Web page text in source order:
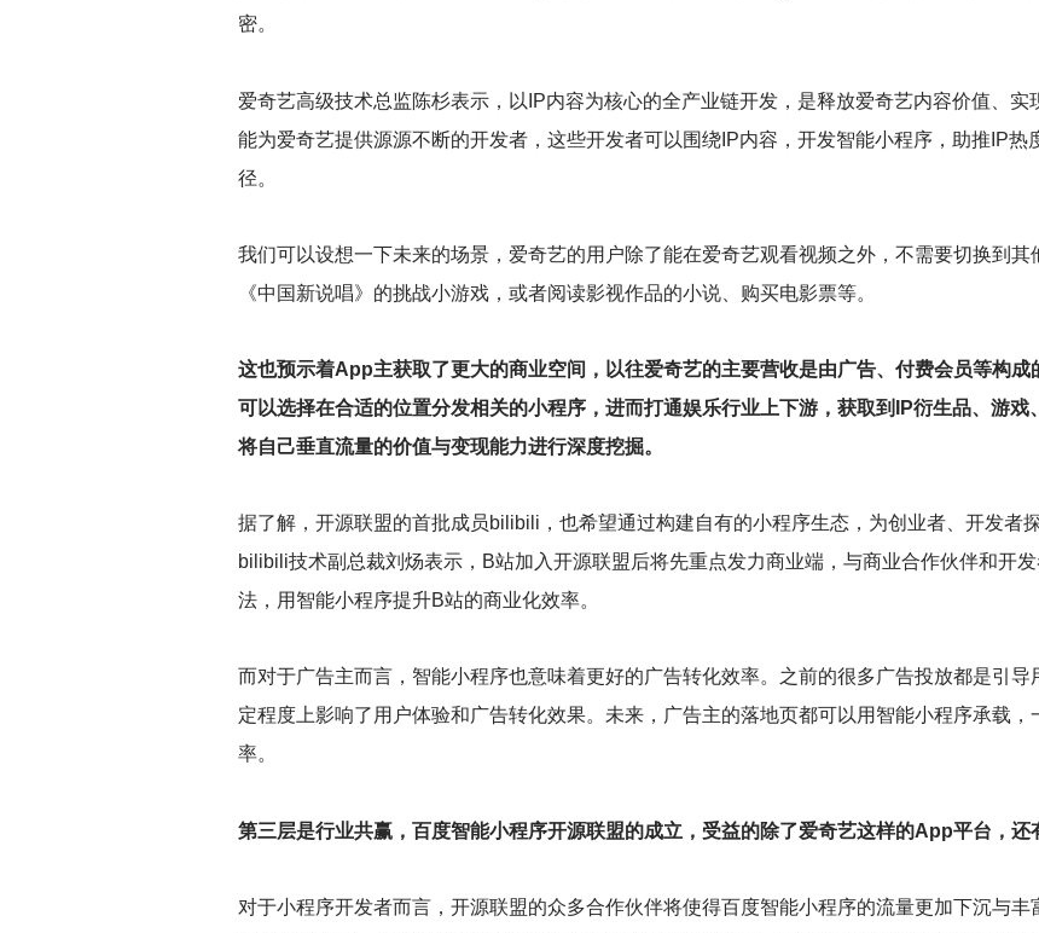
密。
爱奇艺高级技术总监陈杉表示，以IP内容为核心的全产业链开发，是释放爱奇艺内容价值、
能为爱奇艺提供源源不断的开发者，这些开发者可以围绕IP内容，开发智能小程序，助推IP热
径。
我们可以设想一下未来的场景，爱奇艺的用户除了能在爱奇艺观看视频之外，不需要切换到
《中国新说唱》的挑战小游戏，或者阅读影视作品的小说、购买电影票等。
这也预示着App主获取了更大的商业空间，以往爱奇艺的主要营收是由广告、付费会员等构
可以选择在合适的位置分发相关的小程序，进而打通娱乐行业上下游，获取到IP衍生品、游戏
将自己垂直流量的价值与变现能力进行深度挖掘。
据了解，开源联盟的首批成员bilibili，也希望通过构建自有的小程序生态，为创业者、开发者
bilibili技术副总裁刘炀表示，B站加入开源联盟后将先重点发力商业端，与商业合作伙伴和开
法，用智能小程序提升B站的商业化效率。
而对于广告主而言，智能小程序也意味着更好的广告转化效率。之前的很多广告投放都是引
定程度上影响了用户体验和广告转化效果。未来，广告主的落地页都可以用智能小程序承载
率。
第三层是行业共赢，百度智能小程序开源联盟的成立，受益的除了爱奇艺这样的App平台，还
对于小程序开发者而言，开源联盟的众多合作伙伴将使得百度智能小程序的流量更加下沉与